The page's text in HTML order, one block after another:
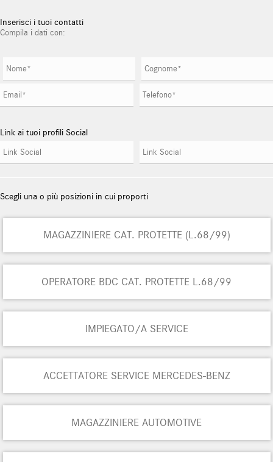
Inserisci i tuoi contatti
Compila i dati con:
Link ai tuoi profili Social
Scegli una o più posizioni in cui proporti
MAGAZZINIERE CAT. PROTETTE (L.68/99)
OPERATORE BDC CAT. PROTETTE L.68/99
IMPIEGATO/A SERVICE
ACCETTATORE SERVICE MERCEDES-BENZ
MAGAZZINIERE AUTOMOTIVE